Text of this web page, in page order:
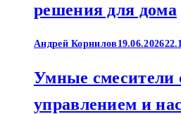
решения для дома
Андрей Корнилов 19.06.2026
Умные смесители
управлением и